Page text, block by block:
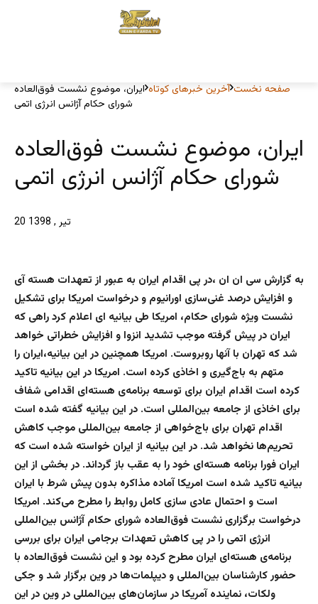
صفحه نخست آخرین خبرهای کوتاه ایران، موضوع نشست فوق‌العاده
شورای حکام آژانس انرژی اتمی
ایران، موضوع نشست فوق‌العاده
شورای حکام آژانس انرژی اتمی
20 تیر , 1398
به گزارش سی ان ان ،در پی اقدام ایران به عبور از تعهدات هسته آی
و افزایش درصد غنی‌سازی اورانیوم و درخواست امریکا برای تشکیل
نشست ویژه شورای حکام، امریکا طی بیانیه ای اعلام کرد راهی که
ایران در پیش گرفته موجب تشدید انزوا و افزایش خطراتی خواهد
شد که تهران با آنها روبروست. امریکا همچنین در این بیانیه،‌ایران را
متهم به باج‌گیری و اخاذی کرده است. امریکا در این بیانیه تاکید
کرده است اقدام ایران برای توسعه برنامه‌ی هسته‌ای اقدامی شفاف
برای اخاذی از جامعه بین‌المللی است. در این بیانیه گفته شده است
اقدام تهران برای باج‌خواهی از جامعه بین‌المللی موجب کاهش
تحریم‌ها نخواهد شد. در این بیانیه از ایران خواسته شده است که
ایران فورا برنامه هسته‌ای خود را به عقب باز گرداند. در بخشی از این
بیانیه تاکید شده است امریکا آماده مذاکره بدون پیش شرط با ایران
است و احتمال عادی سازی کامل روابط را مطرح می‌کند. امریکا
درخواست برگزاری نشست فوق‌العاده شورای حکام آژانس بین‌المللی
انرژی اتمی را در پی کاهش تعهدات برجامی ایران برای بررسی
برنامه‌ی هسته‌ای ایران مطرح کرده بود و این نشست فوق‌العاده با
حضور کارشناسان بین‌المللی و دیپلمات‌ها در وین برگزار شد و جکی
ولکات، نماینده آمریکا در سازمان‌های بین‌المللی در وین در این